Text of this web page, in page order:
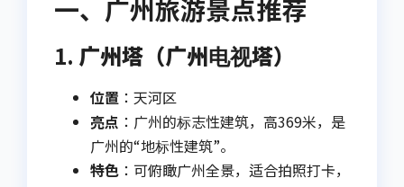
一、广州旅游景点推荐
1. 广州塔（广州电视塔）
位置 ：天河区
亮点 ：广州的标志性建筑，高369米，是
广州的“地标性建筑”。
特色 ：可俯瞰广州全景，适合拍照打卡，